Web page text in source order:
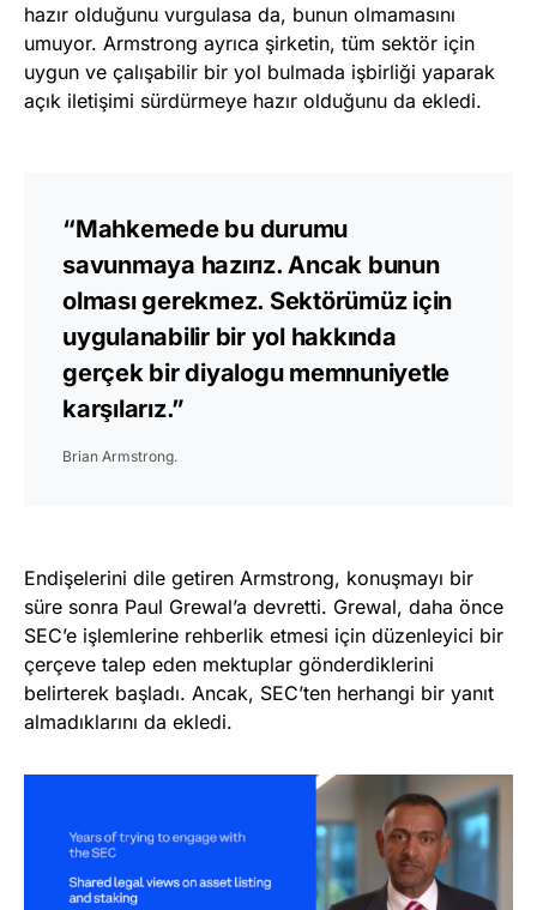
hazır olduğunu vurgulasa da, bunun olmamasını
umuyor. Armstrong ayrıca şirketin, tüm sektör için
uygun ve çalışabilir bir yol bulmada işbirliği yaparak
açık iletişimi sürdürmeye hazır olduğunu da ekledi.
“Mahkemede bu durumu
savunmaya hazırız. Ancak bunun
olması gerekmez. Sektörümüz için
uygulanabilir bir yol hakkında
gerçek bir diyalogu memnuniyetle
karşılarız.”
Brian Armstrong.
Endişelerini dile getiren Armstrong, konuşmayı bir
süre sonra Paul Grewal’a devretti. Grewal, daha önce
SEC’e işlemlerine rehberlik etmesi için düzenleyici bir
çerçeve talep eden mektuplar gönderdiklerini
belirterek başladı. Ancak, SEC’ten herhangi bir yanıt
almadıklarını da ekledi.